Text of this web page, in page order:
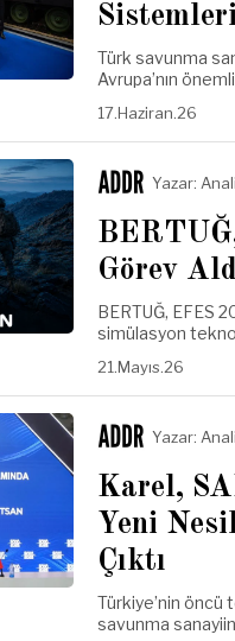
Türk savunma
Avrupa’nın
17.Haziran.26
Yazar:
Görev
BERTUĞ, EFES
simülasyon
21.Mayıs.26
Yazar:
Karel,
Yeni
Çıktı
Türkiye’nin öncü
savunma